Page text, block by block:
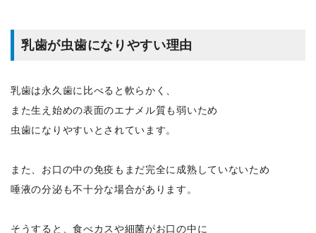
乳歯が虫歯になりやすい理由
乳歯は永久歯に比べると軟らかく、
また生え始めの表面のエナメル質も弱いため
虫歯になりやすいとされています。
また、お口の中の免疫もまだ完全に成熟していないため
唾液の分泌も不十分な場合があります。
そうすると、食べカスや細菌がお口の中に